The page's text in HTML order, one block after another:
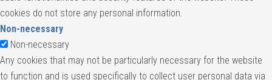
cookies do not store any personal information.
Non-necessary
Non-necessary
Any cookies that may not be particularly necessary for the website
to function and is used specifically to collect user personal data via